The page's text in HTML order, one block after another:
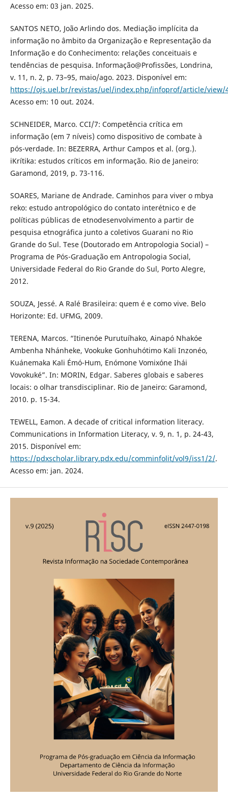
Acesso em: 03 jan. 2025.
SANTOS NETO, João Arlindo dos. Mediação implícita da
informação no âmbito da Organização e Representação da
Informação e do Conhecimento: relações conceituais e
tendências de pesquisa. Informação@Profissões, Londrina,
v. 11, n. 2, p. 73–95, maio/ago. 2023. Disponível em:
https://ojs.uel.br/revistas/uel/index.php/infoprof/article/view/
Acesso em: 10 out. 2024.
SCHNEIDER, Marco. CCI/7: Competência crítica em
informação (em 7 níveis) como dispositivo de combate à
pós-verdade. In: BEZERRA, Arthur Campos et al. (org.).
iKrítika: estudos críticos em informação. Rio de Janeiro:
Garamond, 2019, p. 73-116.
SOARES, Mariane de Andrade. Caminhos para viver o mbya
reko: estudo antropológico do contato interétnico e de
políticas públicas de etnodesenvolvimento a partir de
pesquisa etnográfica junto a coletivos Guarani no Rio
Grande do Sul. Tese (Doutorado em Antropologia Social) –
Programa de Pós-Graduação em Antropologia Social,
Universidade Federal do Rio Grande do Sul, Porto Alegre,
2012.
SOUZA, Jessé. A Ralé Brasileira: quem é e como vive. Belo
Horizonte: Ed. UFMG, 2009.
TERENA, Marcos. “Itinenóe Purutuíhako, Ainapó Nhakóe
Ambenha Nhánheke, Vookuke Gonhuhótimo Kali Inzonéo,
Kuánemaka Kali Émó-Hum, Enómone Vomixóne Ihái
Vovokuké”. In: MORIN, Edgar. Saberes globais e saberes
locais: o olhar transdisciplinar. Rio de Janeiro: Garamond,
2010. p. 15-34.
TEWELL, Eamon. A decade of critical information literacy.
Communications in Information Literacy, v. 9, n. 1, p. 24-43,
2015. Disponível em:
https://pdxscholar.library.pdx.edu/comminfolit/vol9/iss1/2/.
Acesso em: jan. 2024.